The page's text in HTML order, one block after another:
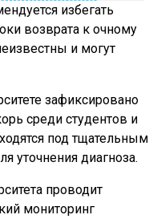
избегать
возврата к очному
и могут
зафиксировано
среди студентов и
под тщательным
уточнения диагноза.
проводит
мониторинг